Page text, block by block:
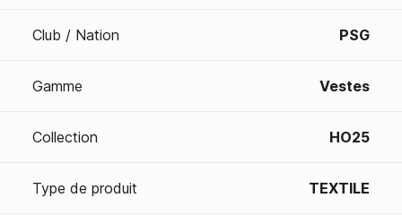
Club / Nation PSG
Gamme Vestes
Collection HO25
Type de produit TEXTILE